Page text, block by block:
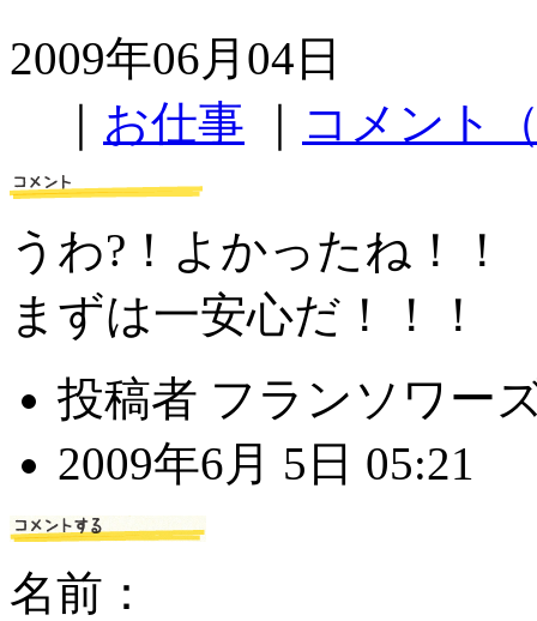
2009年06月04日
お仕事 コメント
うわ?！よかったね！！
まずは一安心だ！！！
投稿者 フランソワー
2009年6月 5日 05:21
名前：